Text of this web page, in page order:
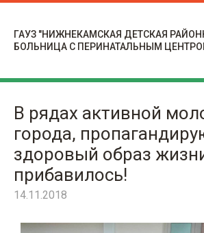
ГАУЗ "НИЖНЕКАМСКАЯ ДЕТСКАЯ
БОЛЬНИЦА С ПЕРИНАТАЛЬНЫМ
В рядах активной
города,
здоровый образ
прибавилось!
14.11.2018